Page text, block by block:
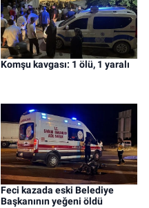
Komşu kavgası: 1 ölü, 1 yaralı
Feci kazada eski Belediye
Başkanının yeğeni öldü